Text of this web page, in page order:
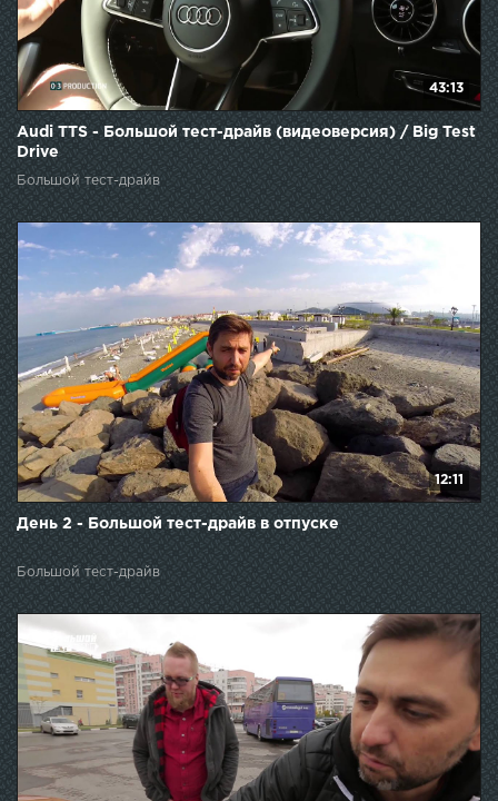
43:13
Audi TTS - Большой тест-драйв (видеоверсия) / Big Test
Drive
Большой тест-драйв
12:11
День 2 - Большой тест-драйв в отпуске
Большой тест-драйв